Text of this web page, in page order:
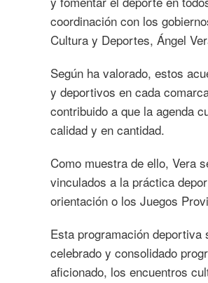
coordinación con los
Cultura y Deportes, Ángel
Según ha valorado, estos
y deportivos en cada
contribuido a que la agenda
calidad y en cantidad.
Como muestra de ello, Vera
vinculados a la práctica
orientación o los Juegos
Esta programación
celebrado y consolidado
aficionado, los encuentros